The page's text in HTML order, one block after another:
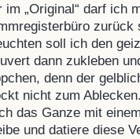
„Original“ darf ich
soll ich den
dann zukleben
denn der
nicht zum
das Ganze mit
und datiere diese